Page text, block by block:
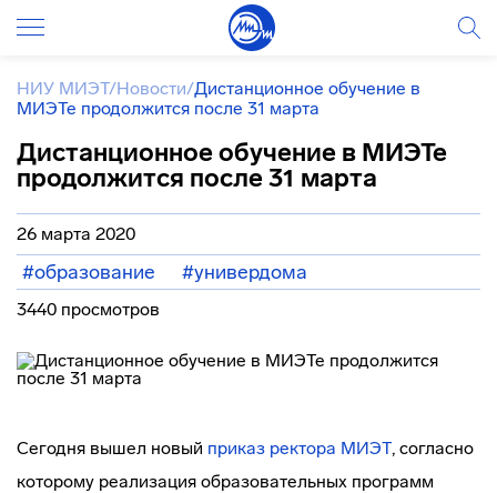
НИУ МИЭТ/Новости/Дистанционное обучение в
МИЭТе продолжится после 31 марта
Дистанционное обучение в МИЭТе
продолжится после 31 марта
26 марта 2020
#образование #универдома
3440 просмотров
Сегодня вышел новый приказ ректора МИЭТ, согласно
которому реализация образовательных программ